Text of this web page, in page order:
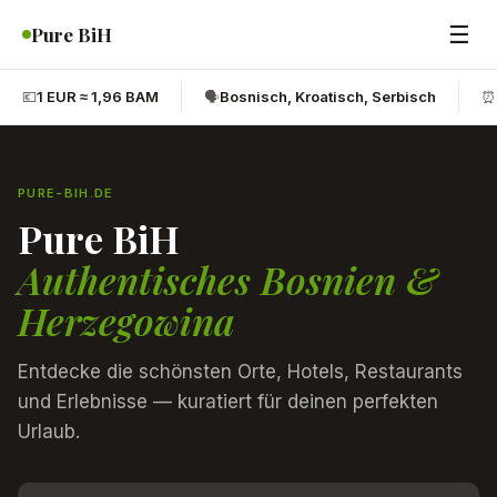
Pure BiH ☰
💶1 EUR ≈ 1,96 BAM 🗣️Bosnisch, Kroatisch, Serbisch ⏰
PURE-BIH.DE
Pure BiH
Authentisches Bosnien &
Herzegowina
Entdecke die schönsten Orte, Hotels, Restaurants
und Erlebnisse — kuratiert für deinen perfekten
Urlaub.